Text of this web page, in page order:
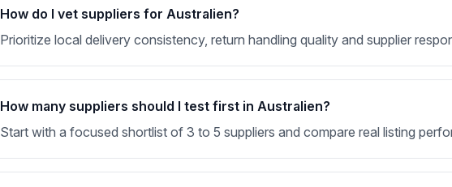
How do I vet suppliers for Australien?
Prioritize local delivery consistency, return handling quality and supplier
How many suppliers should I test first in Australien?
Start with a focused shortlist of 3 to 5 suppliers and compare real listing